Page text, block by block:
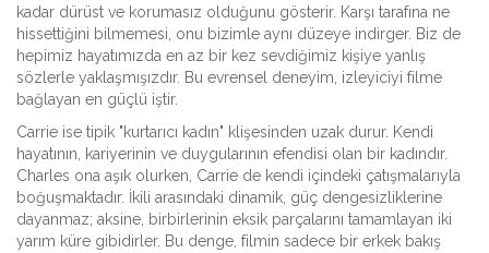
kadar dürüst ve korumasız olduğunu gösterir. Karşı tarafına ne
hissettiğini bilmemesi, onu bizimle aynı düzeye indirger. Biz de
hepimiz hayatımızda en az bir kez sevdiğimiz kişiye yanlış
sözlerle yaklaşmışızdır. Bu evrensel deneyim, izleyiciyi filme
bağlayan en güçlü iştir.
Carrie ise tipik "kurtarıcı kadın" klişesinden uzak durur. Kendi
hayatının, kariyerinin ve duygularının efendisi olan bir kadındır.
Charles ona aşık olurken, Carrie de kendi içindeki çatışmalarıyla
boğuşmaktadır. İkili arasındaki dinamik, güç dengesizliklerine
dayanmaz; aksine, birbirlerinin eksik parçalarını tamamlayan iki
yarım küre gibidirler. Bu denge, filmin sadece bir erkek bakış